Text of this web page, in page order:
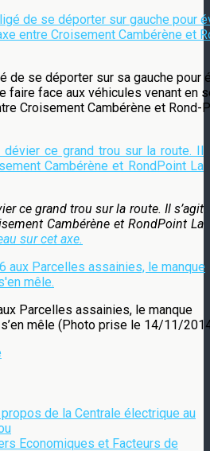
de se déporter sur sa gauche pour
faire face aux véhicules venant en
Croisement Cambérène et Rond-
ce grand trou sur la route. Il s’agit
Cambérène et RondPoint La
sur cet axe.
Parcelles assainies, le manque
s’en mêle (Photo prise le 14/11/
de la Centrale électrique au
Economiques et Facteurs de